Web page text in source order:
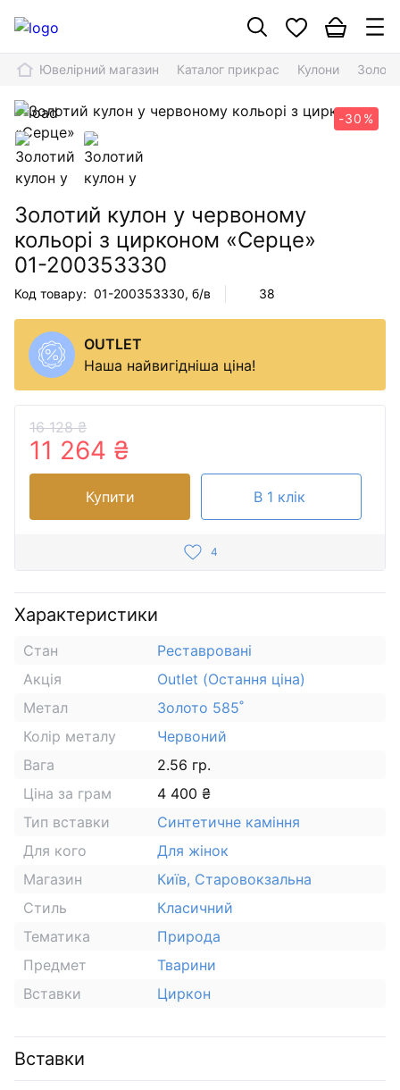
Ювелірний магазин Каталог прикрас Кулони
-30%
Золотий кулон у червоному
кольорі з цирконом «Серце»
01-200353330
Код товару: 01-200353330, б/в 38
OUTLET
Наша найвигідніша ціна!
16 128 ₴
11 264 ₴
Купити В 1 клік
4
Характеристики
Стан
Реставровані
Акція
Outlet (Остання ціна)
Метал
Золото 585˚
Колір металу
Червоний
Вага
2.56 гр.
Ціна за грам
4 400 ₴
Тип вставки
Синтетичне каміння
Для кого
Для жінок
Магазин
Київ, Старовокзальна
Стиль
Класичний
Тематика
Природа
Предмет
Тварини
Вставки
Циркон
Вставки